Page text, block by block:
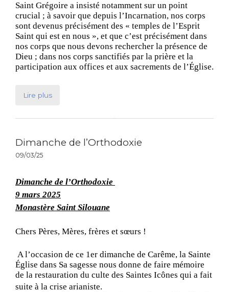
Saint Grégoire a insisté notamment sur un point
crucial ; à savoir que depuis l’Incarnation, nos corps
sont devenus précisément des « temples de l’Esprit
Saint qui est en nous », et que c’est précisément dans
nos corps que nous devons rechercher la présence de
Dieu ; dans nos corps sanctifiés par la prière et la
participation aux offices et aux sacrements de l’Église.
Lire plus
Dimanche de l’Orthodoxie
09/03/25
Dimanche de l’Orthodoxie
9 mars 2025
Monastère Saint Silouane
Chers Pères, Mères, frères et sœurs !
A l’occasion de ce 1er dimanche de Carême, la Sainte
Église dans Sa sagesse nous donne de faire mémoire
de la restauration du culte des Saintes Icônes qui a fait
suite à la crise arianiste.